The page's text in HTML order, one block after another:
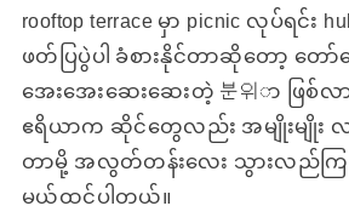
rooftop terrace မှာ picnic လုပ်ရင်း
ဖတ်ပြပွဲပါ ခံစားနိုင်တာဆိုတော့ တေ
အေးအေးဆေးဆေးတဲ့ 분위ာ ဖြစ်လ
ဧရိယာက ဆိုင်တွေလည်း အမျိုးမျိုး
တာမို့ အလွတ်တန်းလေး သွားလည်က
မယ်ထင်ပါတယ်။